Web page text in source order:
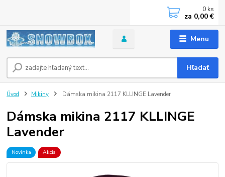
Menu
Hľadať
0 ks
za 0,00 €
Úvod Mikiny Dámska mikina 2117 KLLINGE Lavender
Dámska mikina 2117 KLLINGE
Lavender
Novinka Akcia